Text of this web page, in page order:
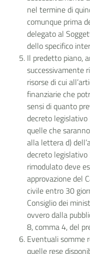
nel termine di
comunque prima
delegato al
dello specifico
Il predetto piano,
successivamente
risorse di cui
finanziarie che
sensi di quanto
decreto
quelle che
alla lettera d)
decreto
rimodulato deve
approvazione del
civile entro 30
Consiglio dei
ovvero dalla
8, comma 4, del
Eventuali somme
quelle rese